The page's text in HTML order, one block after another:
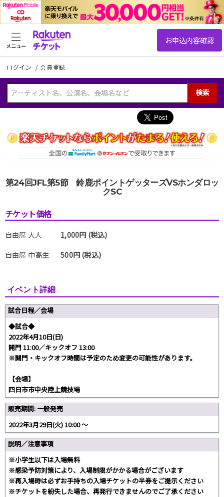
ログイン /会員登録
検索
メニュー
第24回JFL第5節 鈴鹿ポイントゲッターズVSホンダロッ
クSC
チケット価格
自由席 大人
1,000円 (税込)
自由席 中高生
500円 (税込)
イベント詳細
試合日程／会場
◆試合◆
2022年4月10日(日)
開門 11:00／キックオフ 13:00
※開門・キックオフ時間は予定のため変更の可能性があります。
【会場】
四日市市中央陸上競技場
販売期間: 一般発売
2022年3月29日(火) 10:00 〜
説明／注意事項
※小学生以下は入場無料
※感染予防対策により、入場制限がかかる場合がございます
※再入場時は必ずお手持ちの入場チケットの半券をご提示ください
※チケットを紛失した場合、再発行できませんのでご了承ください